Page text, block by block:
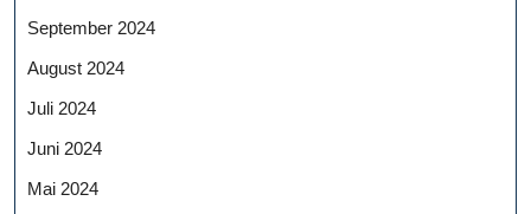
September 2024
August 2024
Juli 2024
Juni 2024
Mai 2024